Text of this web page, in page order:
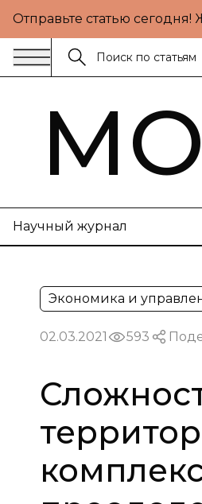
Отправьте статью
Научный журнал
Экономика и
02.03.2021 593